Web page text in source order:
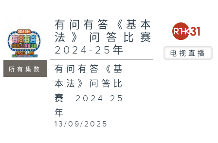
seconds
所有集数
有问有答《基本
法》问答比赛
2024-25年
电视直播
有问有答《基
本法》问答比
赛 2024-25
年
13/09/2025